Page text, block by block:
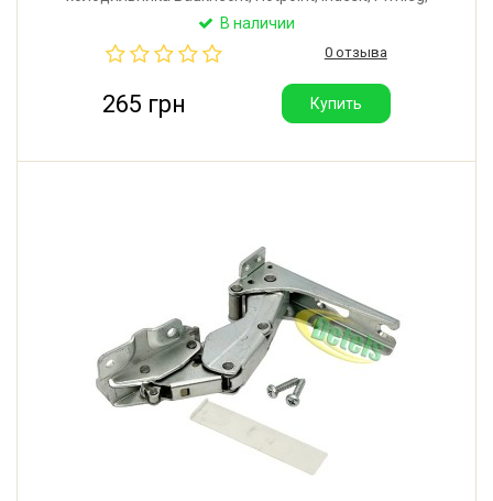
Whirlpool. Производитель: Италия.
В наличии
0 отзыва
265 грн Купить